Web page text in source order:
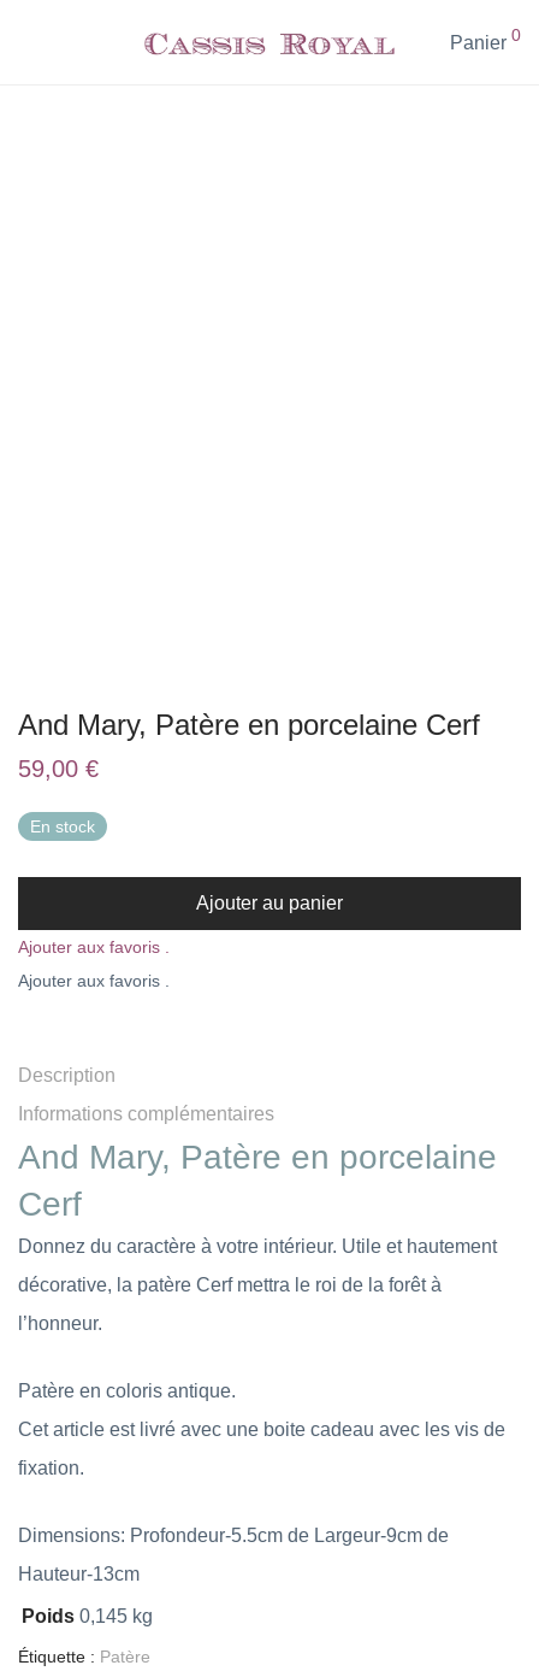
Panier 0
And Mary, Patère en porcelaine Cerf
59,00 €
En stock
Ajouter au panier
Ajouter aux favoris .
Ajouter aux favoris .
Description
Informations complémentaires
And Mary, Patère en porcelaine
Cerf
Donnez du caractère à votre intérieur. Utile et hautement
décorative, la patère Cerf mettra le roi de la forêt à
l’honneur.
Patère en coloris antique.
Cet article est livré avec une boite cadeau avec les vis de
fixation.
Dimensions: Profondeur-5.5cm de Largeur-9cm de
Hauteur-13cm
Poids 0,145 kg
Étiquette : Patère